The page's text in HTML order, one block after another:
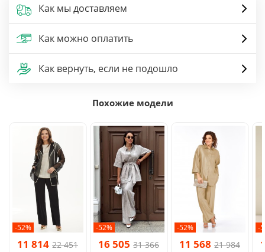
Как мы доставляем
Как можно оплатить
Как вернуть, если не подошло
Похожие модели
-52%
11 814 22 451
-52%
16 505 31 366
-52%
11 568 21 984
-